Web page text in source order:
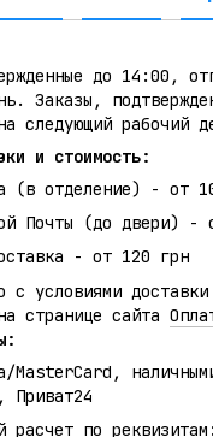
до 14:00,
Заказы,
следующий рабочий
и стоимость:
(в отделение) - от
Почты (до двери) -
- от 120 грн
с условиями
странице сайта
MasterCard,
Приват24
расчет по реквизитам: